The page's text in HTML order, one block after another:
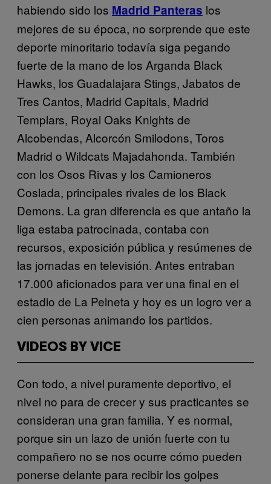
habiendo sido los Madrid Panteras los
mejores de su época, no sorprende que este
deporte minoritario todavía siga pegando
fuerte de la mano de los Arganda Black
Hawks, los Guadalajara Stings, Jabatos de
Tres Cantos, Madrid Capitals, Madrid
Templars, Royal Oaks Knights de
Alcobendas, Alcorcón Smilodons, Toros
Madrid o Wildcats Majadahonda. También
con los Osos Rivas y los Camioneros
Coslada, principales rivales de los Black
Demons. La gran diferencia es que antaño la
liga estaba patrocinada, contaba con
recursos, exposición pública y resúmenes de
las jornadas en televisión. Antes entraban
17.000 aficionados para ver una final en el
estadio de La Peineta y hoy es un logro ver a
cien personas animando los partidos.
VIDEOS BY VICE
Con todo, a nivel puramente deportivo, el
nivel no para de crecer y sus practicantes se
consideran una gran familia. Y es normal,
porque sin un lazo de unión fuerte con tu
compañero no se nos ocurre cómo pueden
ponerse delante para recibir los golpes